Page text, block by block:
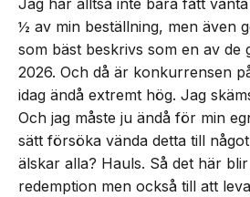
Jag har alltså inte bara fått
½ av min beställning, men även
som bäst beskrivs som en av de
2026. Och då är konkurrensen
idag ändå extremt hög. Jag
Och jag måste ju ändå för min
sätt försöka vända detta till
älskar alla? Hauls. Så det här
redemption men också till att